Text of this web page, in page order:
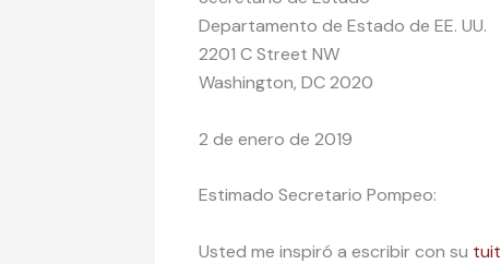
Departamento de Estado de EE. UU.
2201 C Street NW
Washington, DC 2020
2 de enero de 2019
Estimado Secretario Pompeo:
Usted me inspiró a escribir con su tuit